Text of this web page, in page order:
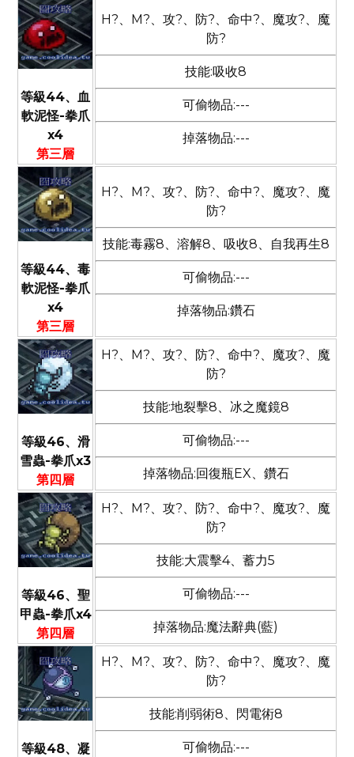
等級44、血
軟泥怪-拳爪
x4
第三層
H?、M?、攻?、防?、命中?、魔攻?、魔
防?
技能:吸收8
可偷物品:---
掉落物品:---
等級44、毒
軟泥怪-拳爪
x4
第三層
H?、M?、攻?、防?、命中?、魔攻?、魔
防?
技能:毒霧8、溶解8、吸收8、自我再生8
可偷物品:---
掉落物品:鑽石
等級46、滑
雪蟲-拳爪x3
第四層
H?、M?、攻?、防?、命中?、魔攻?、魔
防?
技能:地裂擊8、冰之魔鏡8
可偷物品:---
掉落物品:回復瓶EX、鑽石
等級46、聖
甲蟲-拳爪x4
第四層
H?、M?、攻?、防?、命中?、魔攻?、魔
防?
技能:大震擊4、蓄力5
可偷物品:---
掉落物品:魔法辭典(藍)
等級48、凝
H?、M?、攻?、防?、命中?、魔攻?、魔
防?
技能:削弱術8、閃電術8
可偷物品:---